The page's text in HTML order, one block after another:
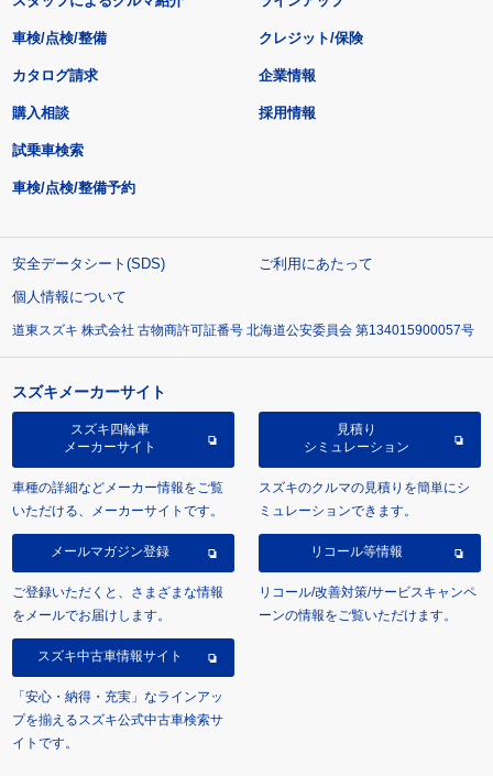
車検/点検/整備 クレジット/保険
カタログ請求
購入相談
試乗車検索
車検/点検/整備予約
企業情報
採用情報
安全データシート(SDS)
ご利用にあたって
個人情報について
道東スズキ 株式会社 古物商許可証番号 北海道公安委員会 第134015900057号
スズキメーカーサイト
スズキ四輪車
メーカーサイト
車種の詳細などメーカー情報をご覧
いただける、メーカーサイトです。
見積り
シミュレーション
スズキのクルマの見積りを簡単にシ
ミュレーションできます。
メールマガジン登録
ご登録いただくと、さまざまな情報
をメールでお届けします。
リコール等情報
リコール/改善対策/サービスキャンペ
ーンの情報をご覧いただけます。
スズキ中古車情報サイト
「安心・納得・充実」なラインアッ
プを揃えるスズキ公式中古車検索サ
イトです。